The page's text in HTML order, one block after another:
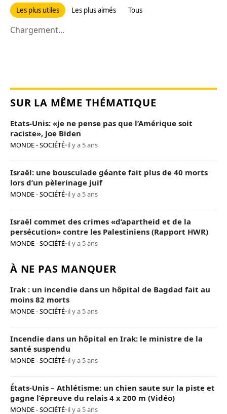
Les plus utiles Les plus aimés Tous
Chargement...
SUR LA MÊME THÉMATIQUE
Etats-Unis: «je ne pense pas que l’Amérique soit
raciste», Joe Biden
MONDE - SOCIÉTÉ•il y a 5 ans
Israël: une bousculade géante fait plus de 40 morts
lors d’un pèlerinage juif
MONDE - SOCIÉTÉ•il y a 5 ans
Israël commet des crimes «d’apartheid et de la
persécution» contre les Palestiniens (Rapport HWR)
MONDE - SOCIÉTÉ•il y a 5 ans
À NE PAS MANQUER
Irak : un incendie dans un hôpital de Bagdad fait au
moins 82 morts
MONDE - SOCIÉTÉ•il y a 5 ans
Incendie dans un hôpital en Irak: le ministre de la
santé suspendu
MONDE - SOCIÉTÉ•il y a 5 ans
États-Unis – Athlétisme: un chien saute sur la piste et
gagne l’épreuve du relais 4 x 200 m (Vidéo)
MONDE - SOCIÉTÉ•il y a 5 ans